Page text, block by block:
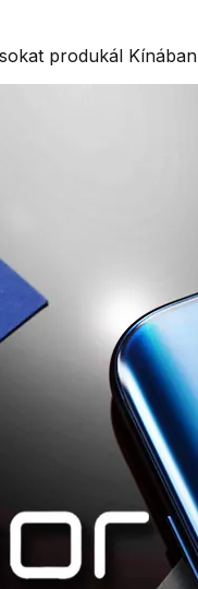
produkál Kínában